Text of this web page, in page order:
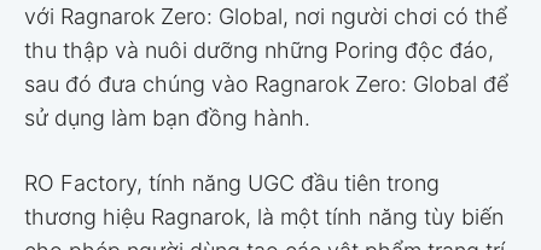
với Ragnarok Zero: Global, nơi người chơi có thể
thu thập và nuôi dưỡng những Poring độc đáo,
sau đó đưa chúng vào Ragnarok Zero: Global để
sử dụng làm bạn đồng hành.
RO Factory, tính năng UGC đầu tiên trong
thương hiệu Ragnarok, là một tính năng tùy biến